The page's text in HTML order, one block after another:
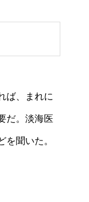
ば、まれに
だ。淡海医
聞いた。